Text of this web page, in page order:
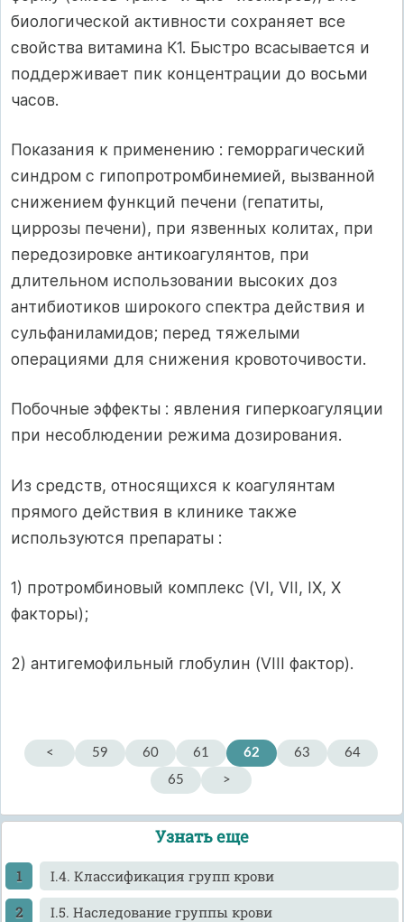
биологической активности сохраняет все
свойства витамина К1. Быстро всасывается и
поддерживает пик концентрации до восьми
часов.
Показания к применению : геморрагический
синдром с гипопротромбинемией, вызванной
снижением функций печени (гепатиты,
циррозы печени), при язвенных колитах, при
передозировке антикоагулянтов, при
длительном использовании высоких доз
антибиотиков широкого спектра действия и
сульфаниламидов; перед тяжелыми
операциями для снижения кровоточивости.
Побочные эффекты : явления гиперкоагуляции
при несоблюдении режима дозирования.
Из средств, относящихся к коагулянтам
прямого действия в клинике также
используются препараты :
1) протромбиновый комплекс (VI, VII, IX, X
факторы);
2) антигемофильный глобулин (VIII фактор).
< 59 60 61 62 63
64
65
>
Узнать еще
I.4. Классификация групп крови
I.5. Наследование группы крови